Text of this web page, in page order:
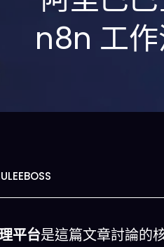
n8n 工
平台是這篇文章討論的